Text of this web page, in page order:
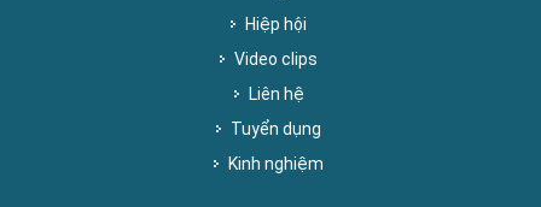
Hiệp hội
Video clips
Liên hệ
Tuyển dụng
Kinh nghiệm